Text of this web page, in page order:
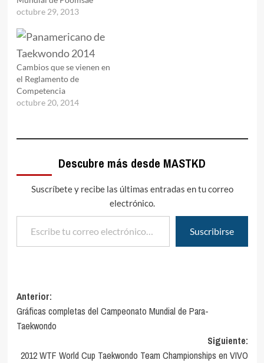
octubre 29, 2013
Cambios que se vienen en
el Reglamento de
Competencia
octubre 20, 2014
Descubre más desde MASTKD
Suscríbete y recibe las últimas entradas en tu correo
electrónico.
Escribe tu correo electrónico…
Suscribirse
Navegación
de
entradas
Anterior:
Gráficas completas del Campeonato Mundial de Para-
Taekwondo
Siguiente:
2012 WTF World Cup Taekwondo Team Championships en VIVO